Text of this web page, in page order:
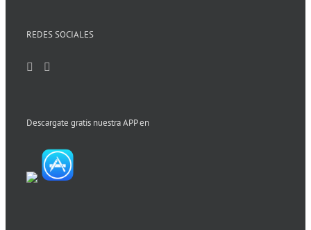
REDES SOCIALES
Descargate gratis nuestra APP en